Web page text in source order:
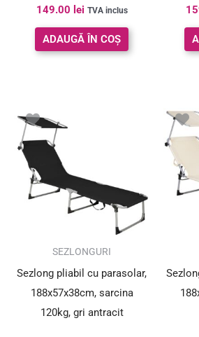
Evaluat la
5.00
din 5
149.00 lei TVA inclus
ADAUGĂ ÎN COȘ
SUPER PREȚ!SEZLONGURI
Sezlong pliabil cu parasolar,
188x57x38cm, sarcina
120kg, gri antracit
169.40 lei.